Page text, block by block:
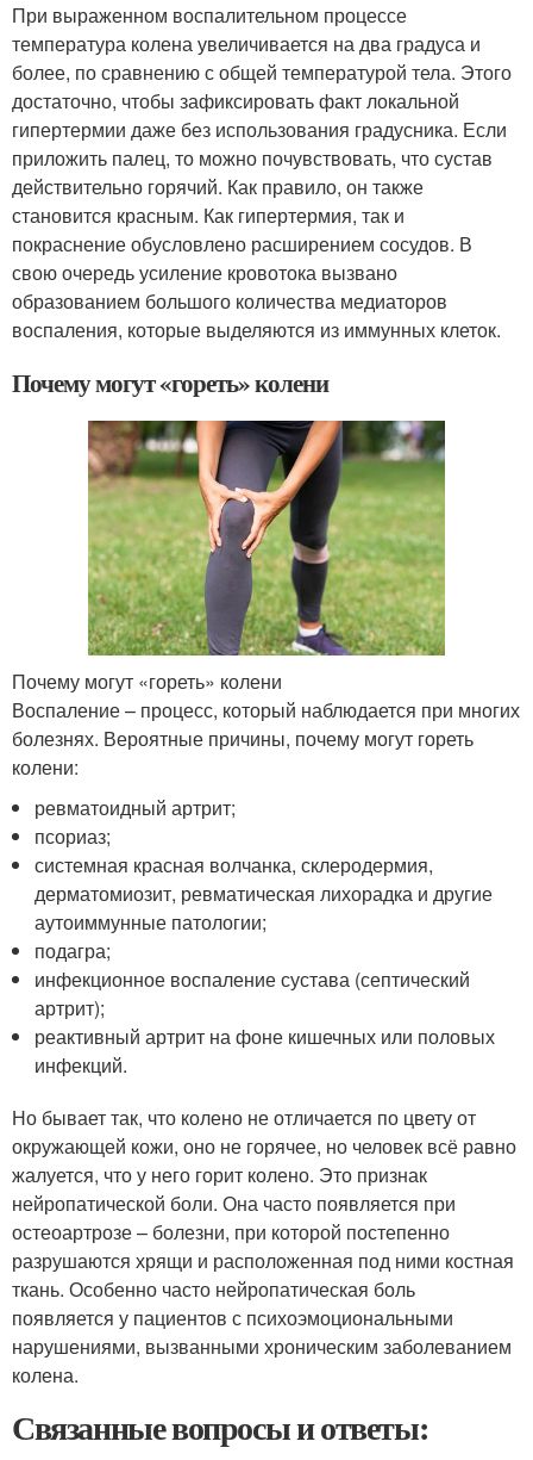
При выраженном воспалительном процессе
температура колена увеличивается на два градуса и
более, по сравнению с общей температурой тела. Этого
достаточно, чтобы зафиксировать факт локальной
гипертермии даже без использования градусника. Если
приложить палец, то можно почувствовать, что сустав
действительно горячий. Как правило, он также
становится красным. Как гипертермия, так и
покраснение обусловлено расширением сосудов. В
свою очередь усиление кровотока вызвано
образованием большого количества медиаторов
воспаления, которые выделяются из иммунных клеток.
Почему могут «гореть» колени
Почему могут «гореть» колени
Воспаление – процесс, который наблюдается при многих
болезнях. Вероятные причины, почему могут гореть
колени:
ревматоидный артрит;
псориаз;
системная красная волчанка, склеродермия,
дерматомиозит, ревматическая лихорадка и другие
аутоиммунные патологии;
подагра;
инфекционное воспаление сустава (септический
артрит);
реактивный артрит на фоне кишечных или половых
инфекций.
Но бывает так, что колено не отличается по цвету от
окружающей кожи, оно не горячее, но человек всё равно
жалуется, что у него горит колено. Это признак
нейропатической боли. Она часто появляется при
остеоартрозе – болезни, при которой постепенно
разрушаются хрящи и расположенная под ними костная
ткань. Особенно часто нейропатическая боль
появляется у пациентов с психоэмоциональными
нарушениями, вызванными хроническим заболеванием
колена.
Связанные вопросы и ответы: